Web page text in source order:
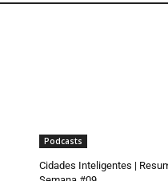
Podcasts
Cidades Inteligentes |